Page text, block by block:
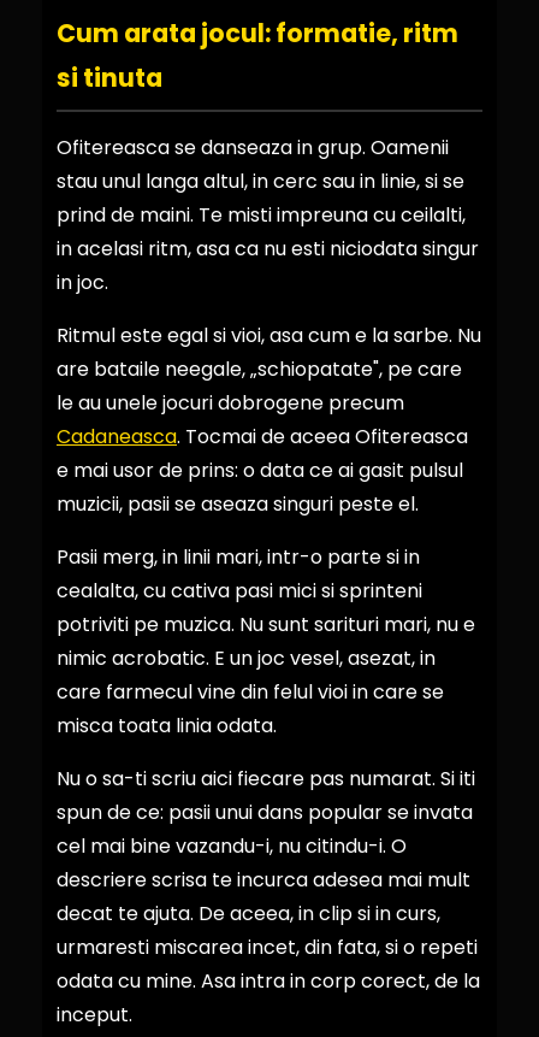
Cum arata jocul: formatie, ritm
si tinuta
Ofitereasca se danseaza in grup. Oamenii
stau unul langa altul, in cerc sau in linie, si se
prind de maini. Te misti impreuna cu ceilalti,
in acelasi ritm, asa ca nu esti niciodata singur
in joc.
Ritmul este egal si vioi, asa cum e la sarbe. Nu
are bataile neegale, „schiopatate", pe care
le au unele jocuri dobrogene precum
Cadaneasca. Tocmai de aceea Ofitereasca
e mai usor de prins: o data ce ai gasit pulsul
muzicii, pasii se aseaza singuri peste el.
Pasii merg, in linii mari, intr-o parte si in
cealalta, cu cativa pasi mici si sprinteni
potriviti pe muzica. Nu sunt sarituri mari, nu e
nimic acrobatic. E un joc vesel, asezat, in
care farmecul vine din felul vioi in care se
misca toata linia odata.
Nu o sa-ti scriu aici fiecare pas numarat. Si iti
spun de ce: pasii unui dans popular se invata
cel mai bine vazandu-i, nu citindu-i. O
descriere scrisa te incurca adesea mai mult
decat te ajuta. De aceea, in clip si in curs,
urmaresti miscarea incet, din fata, si o repeti
odata cu mine. Asa intra in corp corect, de la
inceput.